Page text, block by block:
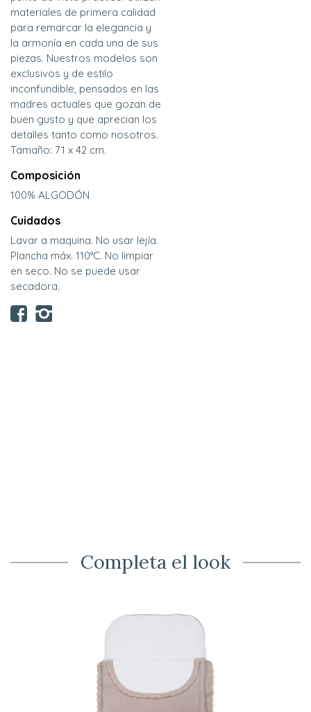
materiales de primera calidad
para remarcar la elegancia y
la armonía en cada una de sus
piezas. Nuestros modelos son
exclusivos y de estilo
inconfundible, pensados en las
madres actuales que gozan de
buen gusto y que aprecian los
detalles tanto como nosotros.
Tamaño: 71 x 42 cm.
Composición
100% ALGODÓN
Cuidados
Lavar a maquina. No usar lejía.
Plancha máx. 110°C. No limpiar
en seco. No se puede usar
secadora.
Completa el look